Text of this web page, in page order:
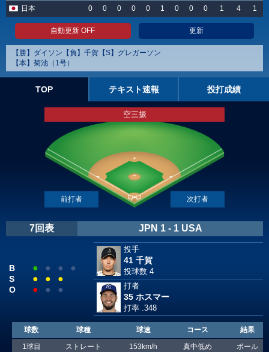
日本
0 0 0 0 0 1 0 0 0 1 4 1
自動更新 OFF 更新
【勝】ダイソン【負】千賀【S】グレガーソン
【本】菊池（1号）
TOP テキスト速報 投打成績